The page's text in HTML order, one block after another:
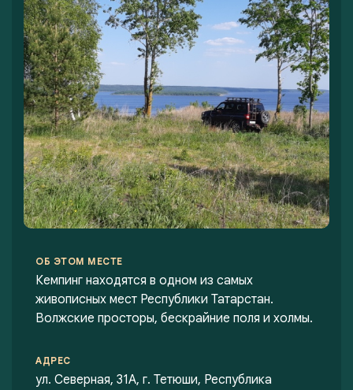
ОБ ЭТОМ МЕСТЕ
Кемпинг находятся в одном из самых
живописных мест Республики Татарстан.
Волжские просторы, бескрайние поля и холмы.
АДРЕС
ул. Северная, 31А, г. Тетюши, Республика